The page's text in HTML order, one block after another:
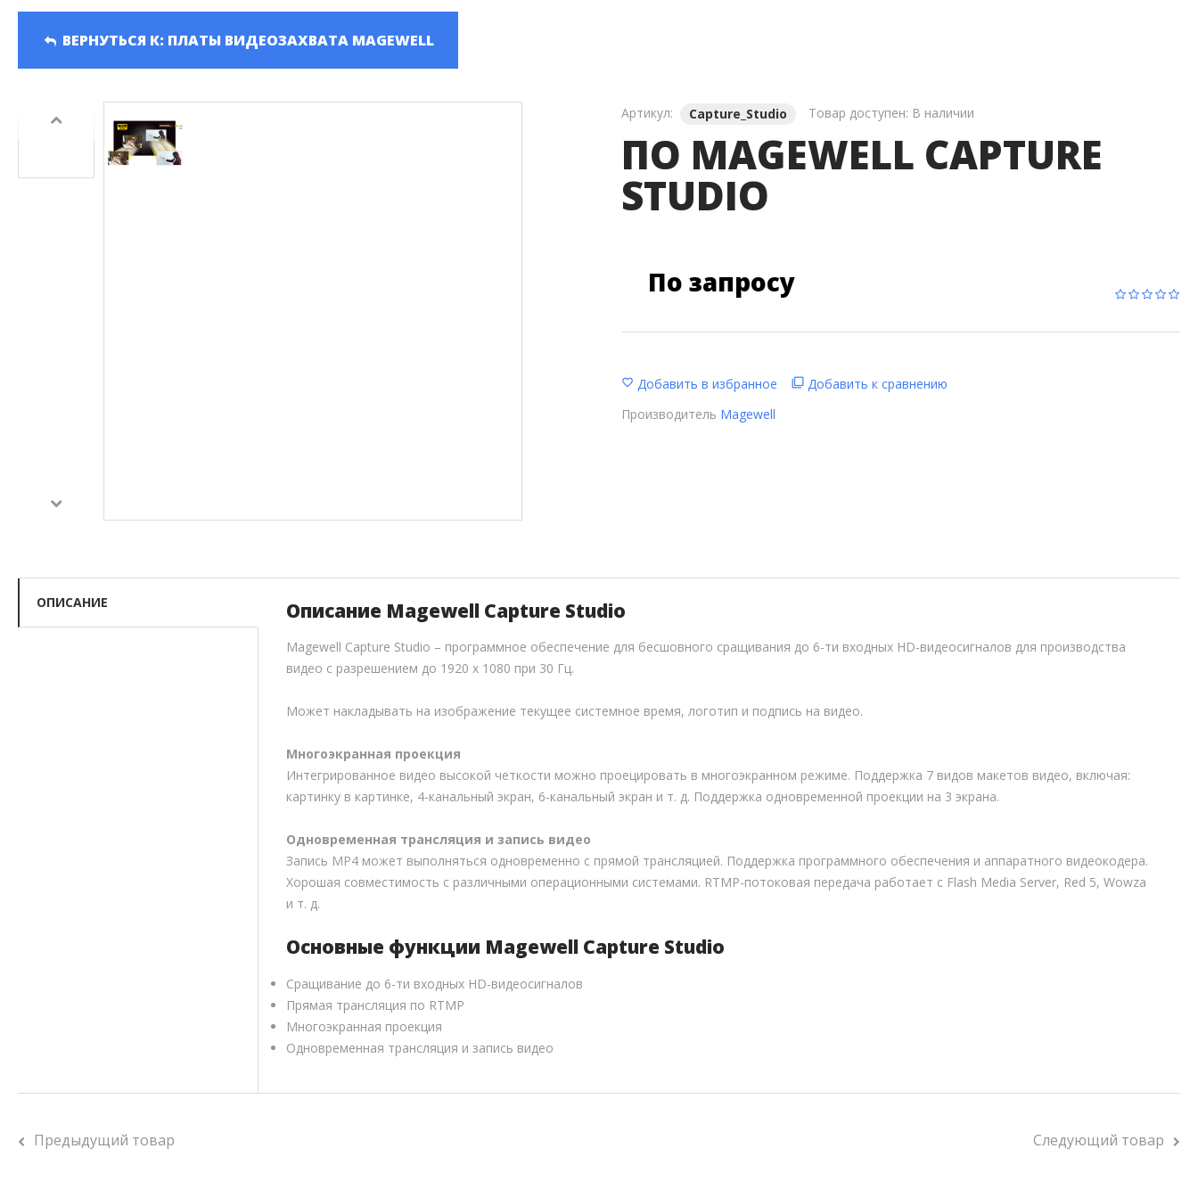
Серия HD-PTZ400
Серия HD-PTZ500
Панели Для Видеостен
ВЕРНУТЬСЯ К: ПЛАТЫ ВИДЕОЗАХВАТА MAGEWELL
Артикул: Capture_Studio Товар доступен: В наличии
ПО MAGEWELL CAPTURE
STUDIO
По запросу
Добавить в избранное
Добавить к сравнению
Производитель Magewell
ОПИСАНИЕ Описание Magewell Capture Studio
Magewell Capture Studio – программное обеспечение для бесшовного сращивания до 6-ти входных HD-видеосигналов для производства
видео с разрешением до 1920 x 1080 при 30 Гц.
Может накладывать на изображение текущее системное время, логотип и подпись на видео.
Многоэкранная проекция
Интегрированное видео высокой четкости можно проецировать в многоэкранном режиме. Поддержка 7 видов макетов видео, включая:
картинку в картинке, 4-канальный экран, 6-канальный экран и т. д. Поддержка одновременной проекции на 3 экрана.
Одновременная трансляция и запись видео
Запись MP4 может выполняться одновременно с прямой трансляцией. Поддержка программного обеспечения и аппаратного видеокодера.
Хорошая совместимость с различными операционными системами. RTMP-потоковая передача работает с Flash Media Server, Red 5, Wowza
и т. д.
Основные функции Magewell Capture Studio
Сращивание до 6-ти входных HD-видеосигналов
Прямая трансляция по RTMP
Многоэкранная проекция
Одновременная трансляция и запись видео
Предыдущий товар Следующий товар